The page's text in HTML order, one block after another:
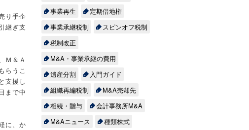
り手企
継ぎ支
Ｍ＆Ａ
らうこ
支援し
まで中
に、か
事業再生
定期借地権
事業承継税制
スピンオフ税制
税制改正
M&A・事業承継の費用
遺産分割
入門ガイド
組織再編税制
M&A売却先
相続・贈与
会計事務所M&A
M&Aニュース
種類株式